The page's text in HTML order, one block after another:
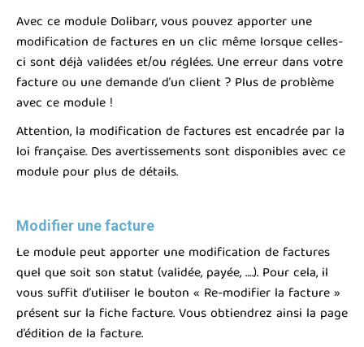
Avec ce module Dolibarr, vous pouvez apporter une
modification de factures en un clic même lorsque celles-
ci sont déjà validées et/ou réglées. Une erreur dans votre
facture ou une demande d’un client ? Plus de problème
avec ce module !
Attention, la modification de factures est encadrée par la
loi française. Des avertissements sont disponibles avec ce
module pour plus de détails.
Modifier une facture
Le module peut apporter une modification de factures
quel que soit son statut (validée, payée, ….). Pour cela, il
vous suffit d’utiliser le bouton « Re-modifier la facture »
présent sur la fiche facture. Vous obtiendrez ainsi la page
d’édition de la facture.